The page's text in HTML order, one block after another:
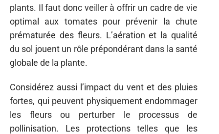
plants. Il faut donc veiller à offrir un cadre de vie
optimal aux tomates pour prévenir la chute
prématurée des fleurs. L’aération et la qualité
du sol jouent un rôle prépondérant dans la santé
globale de la plante.
Considérez aussi l’impact du vent et des pluies
fortes, qui peuvent physiquement endommager
les fleurs ou perturber le processus de
pollinisation. Les protections telles que les